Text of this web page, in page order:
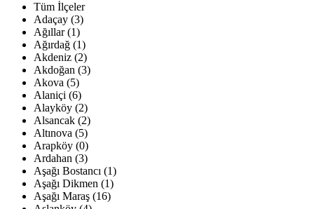
Tüm İlçeler
Adaçay (3)
Ağıllar (1)
Ağırdağ (1)
Akdeniz (2)
Akdoğan (3)
Akova (5)
Alaniçi (6)
Alayköy (2)
Alsancak (2)
Altınova (5)
Arapköy (0)
Ardahan (3)
Aşağı Bostancı (1)
Aşağı Dikmen (1)
Aşağı Maraş (16)